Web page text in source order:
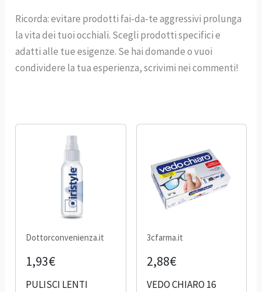
Ricorda: evitare prodotti fai-da-te aggressivi prolunga
la vita dei tuoi occhiali. Scegli prodotti specifici e
adatti alle tue esigenze. Se hai domande o vuoi
condividere la tua esperienza, scrivimi nei commenti!
Dottorconvenienza.it
1,93€
PULISCI LENTI
3cfarma.it
2,88€
VEDO CHIARO 16